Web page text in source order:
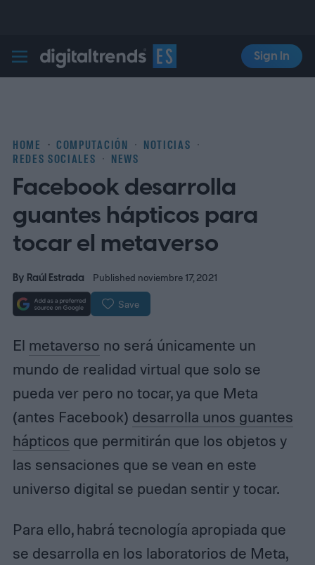
Digital Trends Español
Sign In
HOME COMPUTACIÓN
NOTICIAS
REDES SOCIALES
NEWS
Facebook desarrolla
guantes hápticos para
tocar el metaverso
By Raúl Estrada Published noviembre 17, 2021
Save
El metaverso no será únicamente un
mundo de realidad virtual que solo se
pueda ver pero no tocar, ya que Meta
(antes Facebook) desarrolla unos guantes
hápticos que permitirán que los objetos y
las sensaciones que se vean en este
universo digital se puedan sentir y tocar.
Para ello, habrá tecnología apropiada que
se desarrolla en los laboratorios de Meta,